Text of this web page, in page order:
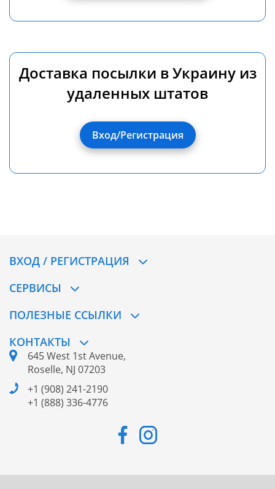
Доставка посылки в Украину из
удаленных штатов
Вход/Регистрация
ВХОД / РЕГИСТРАЦИЯ
СЕРВИСЫ
ПОЛЕЗНЫЕ ССЫЛКИ
КОНТАКТЫ
645 West 1st Avenue,
Roselle, NJ 07203
+1 (908) 241-2190
+1 (888) 336-4776